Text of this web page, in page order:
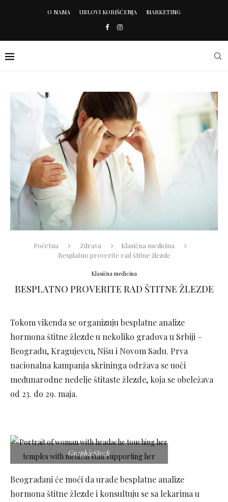
O NAMA USLOVI KORIŠĆENJA MARKETING
Početna Zdrava
Klasična medicina
Besplatno proverite rad štitne žlezde
Klasična medicina
BESPLATNO PROVERITE RAD ŠTITNE ŽLEZDE
Tokom vikenda se organizuju besplatne analize
hormona štitne žlezde u nekoliko gradova u Srbiji –
Beogradu, Kragujevcu, Nišu i Novom Sadu. Prva
nacionalna kampanja skrininga održava se uoči
međunarodne nedelje štitaste žlezde, koja se obeležava
od 23. do 29. maja.
GraphicStock
Beograđani će moći da urade besplatne analize
hormona štitne žlezde i konsultuju se sa lekarima u